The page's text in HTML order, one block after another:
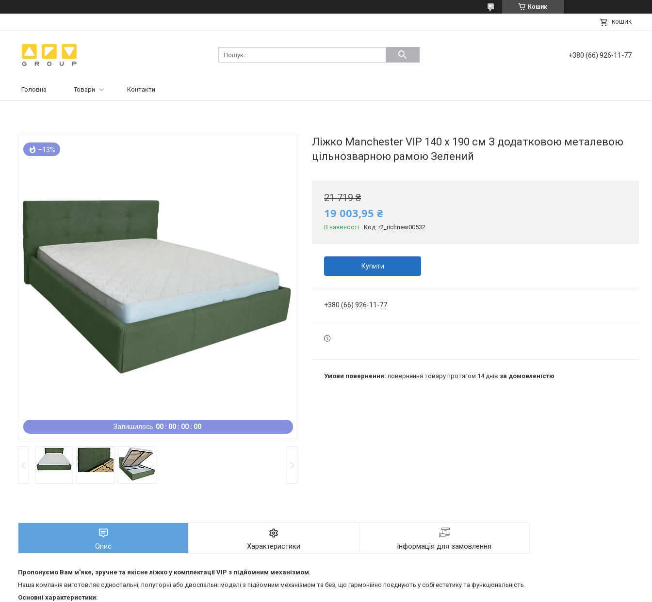
Кошик
КОШИК
+380 (66) 926-11-77
Головна Товари Контакти
Залишилось 00 00 00 00
–13%
Ліжко Manchester VIP 140 х 190 см З додатковою металевою
цільнозварною рамою Зелений
21 719 ₴
19 003,95 ₴
В наявності Код: r2_richnew00532
Купити
+380 (66) 926-11-77
повернення товару протягом 14 днів за домовленістю
Опис Характеристики Інформація для замовлення
Пропонуємо Вам м'яке, зручне та якiсне ліжко у комплектації VIP з підйомним механізмом.
Наша компанія виготовляє односпальні, полуторні або двоспальні моделі з підйомним механізмом та без, що гармонійно поєднують у собі естетику та функціональність.
Основні характеристики: